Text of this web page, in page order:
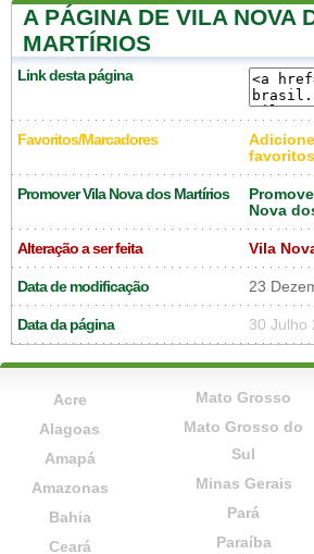
A PÁGINA DE VILA NOVA
MARTÍRIOS
Link desta página
Favoritos/Marcadores
Promover Vila Nova dos Martírios
Nova
Alteração a ser feita Vila
Data de modificação 23
Data da página 30 Julho
Acre
Alagoas
Amapá
Amazonas
Bahia
Ceará
Mato Grosso
Mato Grosso do
Sul
Minas Gerais
Pará
Paraíba